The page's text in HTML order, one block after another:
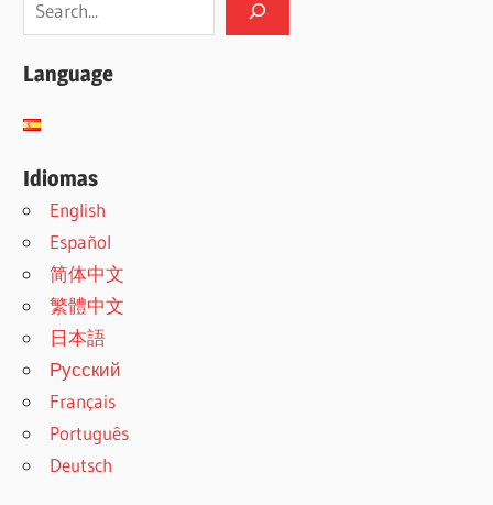
Language
Idiomas
English
Español
简体中文
繁體中文
日本語
Русский
Français
Português
Deutsch